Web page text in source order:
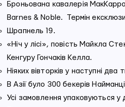
Броньована кавалерія
Barnes & Noble. Термін
Шрапнель 19.
«Ніч у лісі», повість Майкла
Кенгуру Гончаків Келла.
Ніяких вівторків у наступні два
В Азії було 300 бекерів
Усі замовлення упаковуються у